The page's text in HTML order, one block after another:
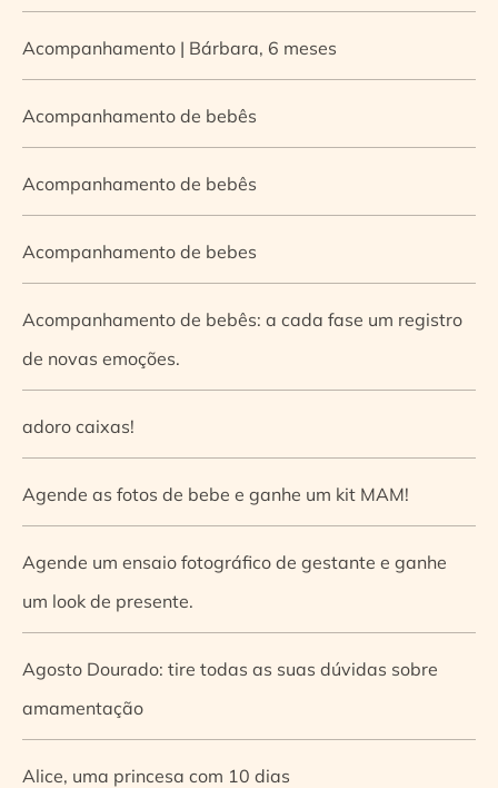
Acompanhamento | Bárbara, 6 meses
Acompanhamento de bebês
Acompanhamento de bebês
Acompanhamento de bebes
Acompanhamento de bebês: a cada fase um registro
de novas emoções.
adoro caixas!
Agende as fotos de bebe e ganhe um kit MAM!
Agende um ensaio fotográfico de gestante e ganhe
um look de presente.
Agosto Dourado: tire todas as suas dúvidas sobre
amamentação
Alice, uma princesa com 10 dias